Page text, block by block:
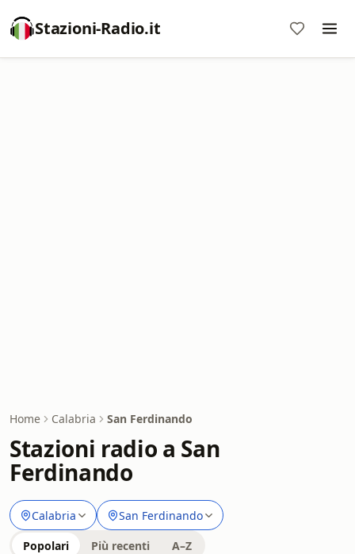
Stazioni-Radio.it
Home Calabria San Ferdinando
Stazioni radio a San
Ferdinando
Calabria San Ferdinando
Popolari Più recenti A–Z